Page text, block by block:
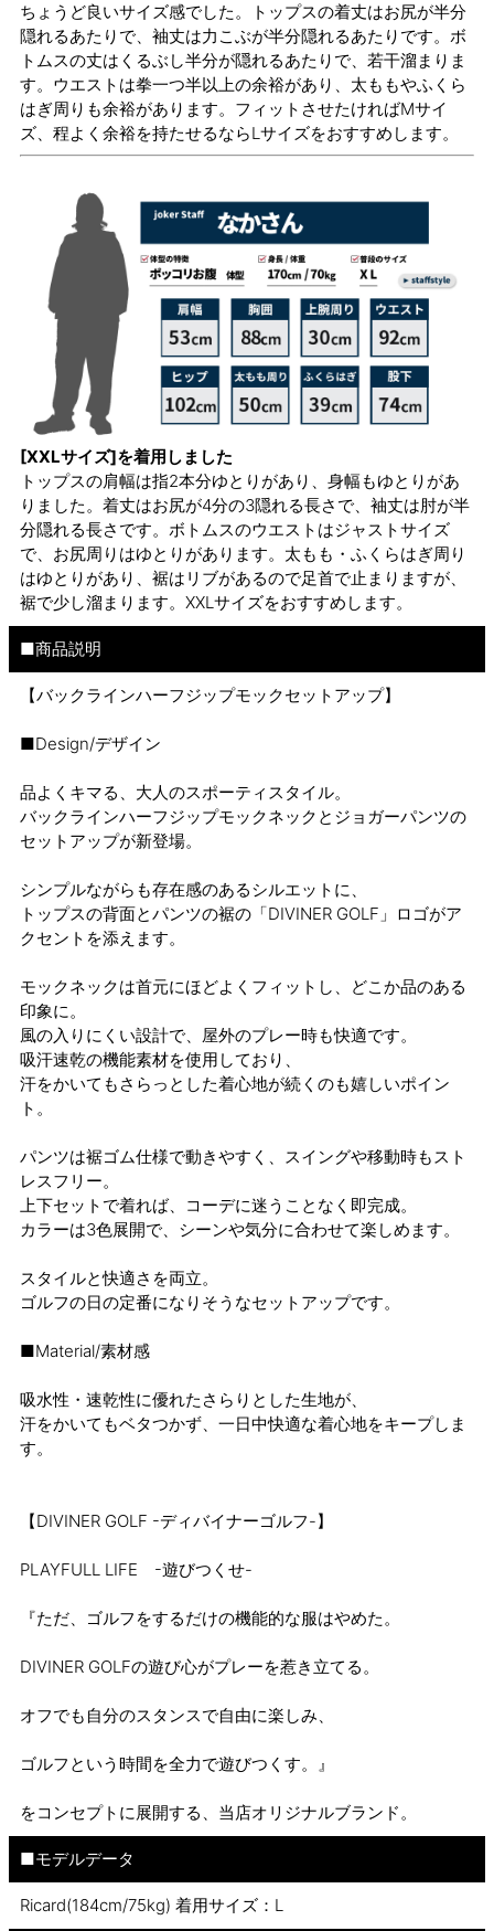
ちょうど良いサイズ感でした。トップスの着丈はお尻が半分
隠れるあたりで、袖丈は力こぶが半分隠れるあたりです。ボ
トムスの丈はくるぶし半分が隠れるあたりで、若干溜まりま
す。ウエストは拳一つ半以上の余裕があり、太ももやふくら
はぎ周りも余裕があります。フィットさせたければMサイ
ズ、程よく余裕を持たせるならLサイズをおすすめします。
[XXLサイズ]を着用しました
トップスの肩幅は指2本分ゆとりがあり、身幅もゆとりがあ
りました。着丈はお尻が4分の3隠れる長さで、袖丈は肘が半
分隠れる長さです。ボトムスのウエストはジャストサイズ
で、お尻周りはゆとりがあります。太もも・ふくらはぎ周り
はゆとりがあり、裾はリブがあるので足首で止まりますが、
裾で少し溜まります。XXLサイズをおすすめします。
■商品説明
【バックラインハーフジップモックセットアップ】
■Design/デザイン
品よくキマる、大人のスポーティスタイル。
バックラインハーフジップモックネックとジョガーパンツの
セットアップが新登場。
シンプルながらも存在感のあるシルエットに、
トップスの背面とパンツの裾の「DIVINER GOLF」ロゴがア
クセントを添えます。
モックネックは首元にほどよくフィットし、どこか品のある
印象に。
風の入りにくい設計で、屋外のプレー時も快適です。
吸汗速乾の機能素材を使用しており、
汗をかいてもさらっとした着心地が続くのも嬉しいポイン
ト。
パンツは裾ゴム仕様で動きやすく、スイングや移動時もスト
レスフリー。
上下セットで着れば、コーデに迷うことなく即完成。
カラーは3色展開で、シーンや気分に合わせて楽しめます。
スタイルと快適さを両立。
ゴルフの日の定番になりそうなセットアップです。
■Material/素材感
吸水性・速乾性に優れたさらりとした生地が、
汗をかいてもベタつかず、一日中快適な着心地をキープしま
す。
【DIVINER GOLF -ディバイナーゴルフ-】
PLAYFULL LIFE -遊びつくせ-
『ただ、ゴルフをするだけの機能的な服はやめた。
DIVINER GOLFの遊び心がプレーを惹き立てる。
オフでも自分のスタンスで自由に楽しみ、
ゴルフという時間を全力で遊びつくす。』
をコンセプトに展開する、当店オリジナルブランド。
■モデルデータ
Ricard(184cm/75kg) 着用サイズ：L